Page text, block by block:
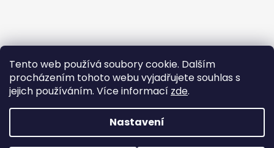
Tento web používá soubory cookie. Dalším
procházením tohoto webu vyjadřujete souhlas s
jejich používáním. Více informací zde.
Nastavení
Buďte členem FB skupiny